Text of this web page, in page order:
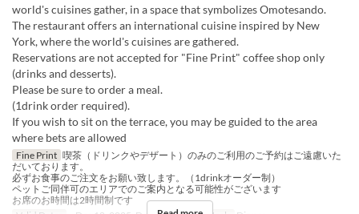
world's cuisines gather, in a space that symbolizes Omotesando.
The restaurant offers an international cuisine inspired by New
York, where the world's cuisines are gathered.
Reservations are not accepted for "Fine Print" coffee shop only
(drinks and desserts).
Please be sure to order a meal.
(1drink order required).
If you wish to sit on the terrace, you may be guided to the area
where bets are allowed
Fine Print 喫茶（ドリンクやデザート）のみのご利用のご予約はご遠慮いた
だいております。
必ずお食事のご注文をお願い致します。（1drinkオーダー制）
ペットご同伴可のエリアでのご案内となる可能性がございます
お席のお時間は2時間制です